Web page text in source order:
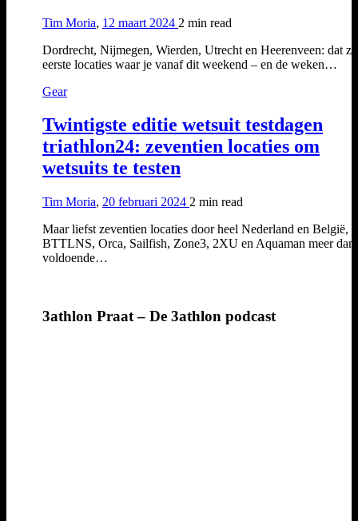
Tim Moria, 12 maart 2024 2 min read
Dordrecht, Nijmegen, Wierden, Utrecht en Heerenveen: dat
eerste locaties waar je vanaf dit weekend – en de weken…
Gear
Twintigste editie wetsuit testdagen
triathlon24: zeventien locaties om
wetsuits te testen
Tim Moria, 20 februari 2024 2 min read
Maar liefst zeventien locaties door heel Nederland en België,
BTTLNS, Orca, Sailfish, Zone3, 2XU en Aquaman meer dan
voldoende…
3athlon Praat – De 3athlon podcast